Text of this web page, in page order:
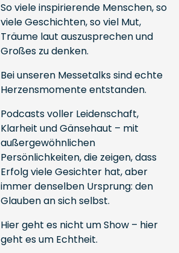
So viele inspirierende Menschen, so
viele Geschichten, so viel Mut,
Träume laut auszusprechen und
Großes zu denken.
Bei unseren Messetalks sind echte
Herzensmomente entstanden.
Podcasts voller Leidenschaft,
Klarheit und Gänsehaut – mit
außergewöhnlichen
Persönlichkeiten, die zeigen, dass
Erfolg viele Gesichter hat, aber
immer denselben Ursprung: den
Glauben an sich selbst.
Hier geht es nicht um Show – hier
geht es um Echtheit.